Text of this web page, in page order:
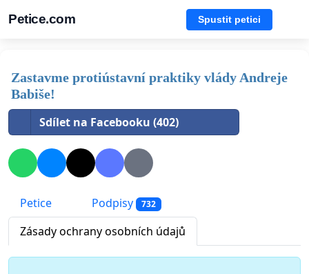
Petice.com Spustit petici
Zastavme protiústavní praktiky vlády Andreje
Babiše!
Sdílet na Facebooku (402)
Petice Podpisy 732
Zásady ochrany osobních údajů